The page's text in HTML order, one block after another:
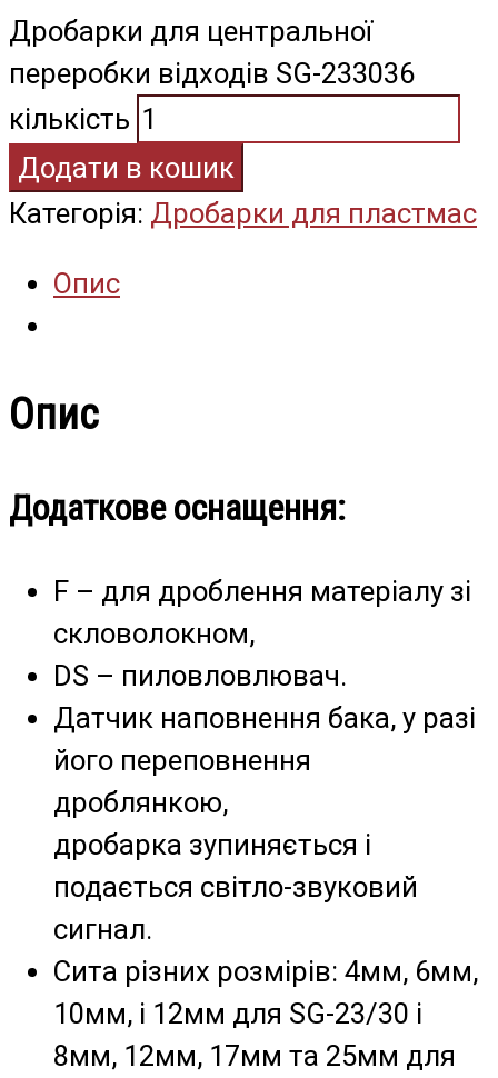
Дробарки для центральної
переробки відходів SG-233036
кількість
Додати в кошик
Категорія: Дробарки для пластмас
Опис
Опис
Додаткове оснащення:
F – для дроблення матеріалу зі
скловолокном,
DS – пиловловлювач.
Датчик наповнення бака, у разі
його переповнення
дроблянкою,
дробарка зупиняється і
подається світло-звуковий
сигнал.
Сита різних розмірів: 4мм, 6мм,
10мм, і 12мм для SG-23/30 і
8мм, 12мм, 17мм та 25мм для